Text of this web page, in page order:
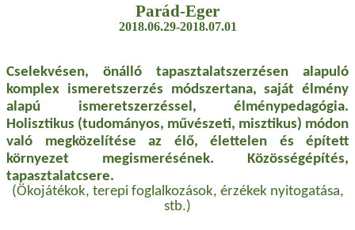
Parád-Eger
2018.06.29-2018.07.01
Cselekvésen, önálló tapasztalatszerzésen alapuló
komplex ismeretszerzés módszertana, saját élmény
alapú ismeretszerzéssel, élménypedagógia.
Holisztikus (tudományos, művészeti, misztikus) módon
való megközelítése az élő, élettelen és épített
környezet megismerésének. Közösségépítés,
tapasztalatcsere.
(Ökojátékok, terepi foglalkozások, érzékek nyitogatása,
stb.)